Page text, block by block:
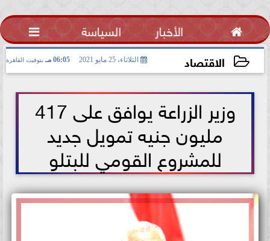
 الأخبار السياسة 
الاقتصاد الثلاثاء، 25 مايو 2021 06:05 مـ بتوقيت القاهرة
وزير الزراعة يوافق على 417
مليون جنيه تمويل جديد
للمشروع القومي للبتلو